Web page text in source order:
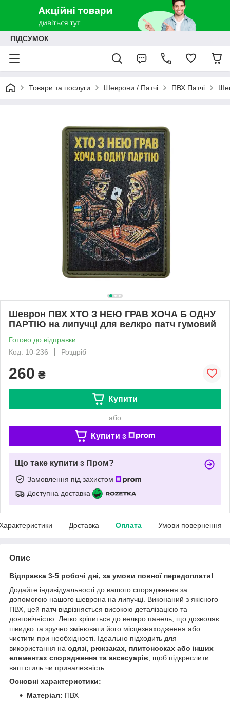
ПІДСУМОК
Товари та послуги Шеврони / Патчі ПВХ Патчі
Шеврон ПВХ ХТО З НЕЮ ГРАВ ХОЧА Б ОДНУ
ПАРТІЮ на липучці для велкро патч гумовий
Готово до відправки
Код: 10-236
Роздріб
260 ₴
Купити
або
Купити з
Що таке купити з Пром?
Замовлення під захистом
Доступна доставка
Доставка Оплата Умови повернення
Опис
Відправка 3-5 робочі дні, за умови повної передоплати!
Додайте індивідуальності до вашого спорядження за
допомогою нашого шеврона на липучці. Виконаний з якісного
ПВХ, цей патч відрізняється високою деталізацією та
довговічністю. Легко кріпиться до велкро панель, що дозволяє
швидко та зручно змінювати його місцезнаходження або
чистити при необхідності. Ідеально підходить для
використання на одязі, рюкзаках, плитоносках або інших
елементах спорядження та аксесуарів , щоб підкреслити
ваш стиль чи приналежність.
Основні характеристики:
Матеріал: ПВХ